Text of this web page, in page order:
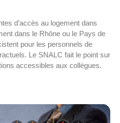
d’accès au logement dans
dans le Rhône ou le Pays de
pour les personnels de
Le SNALC fait le point sur
accessibles aux collègues.